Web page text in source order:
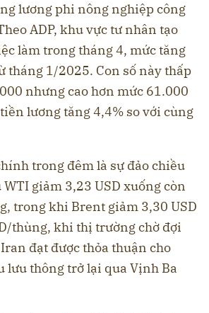
lương phi nông nghiệp công
ADP, khu vực tư nhân tạo
làm trong tháng 4, mức tăng
tháng 1/2025. Con số này thấp
nhưng cao hơn mức 61.000
lương tăng 4,4% so với cùng
trong đêm là sự đảo chiều
WTI giảm 3,23 USD xuống còn
trong khi Brent giảm 3,30 USD
thùng, khi thị trường chờ đợi
đạt được thỏa thuận cho
lưu thông trở lại qua Vịnh Ba